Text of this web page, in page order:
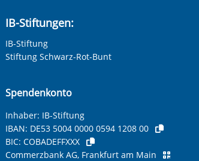
IB-Stiftungen:
IB-Stiftung
Stiftung Schwarz-Rot-Bunt
Spendenkonto
Inhaber: IB-Stiftung
IBAN: DE53 5004 0000 0594 1208 00
BIC: COBADEFFXXX
Commerzbank AG, Frankfurt am Main